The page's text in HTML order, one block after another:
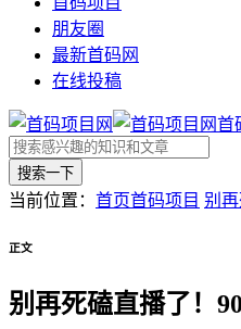
朋友圈
最新首码网
在线投稿
首
搜索一下
当前位置： 首页首码项目 别
正文
别再死磕直播了！